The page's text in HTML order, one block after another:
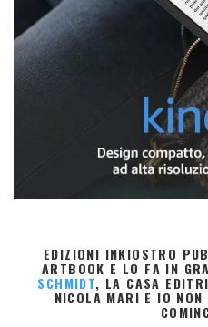
EDIZIONI INKIOSTRO
ARTBOOK E LO FA IN
SCHMIDT, LA CASA
NICOLA MARI E IO NON